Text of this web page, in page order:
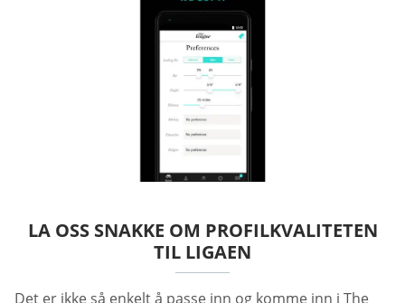
LA OSS SNAKKE OM PROFILKVALITETEN
TIL LIGAEN
Det er ikke så enkelt å passe inn og komme inn i The